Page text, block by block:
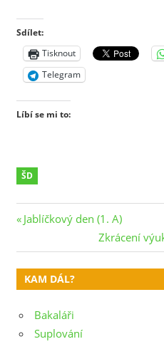
Sdílet:
Tisknout
Telegram
Líbí se mi to:
ŠD
Navigace
pro
příspěvek
Previous
Jablíčkový den (1. A)
Next
Post:
Zkrácení
KAM DÁL?
Bakaláři
Suplování